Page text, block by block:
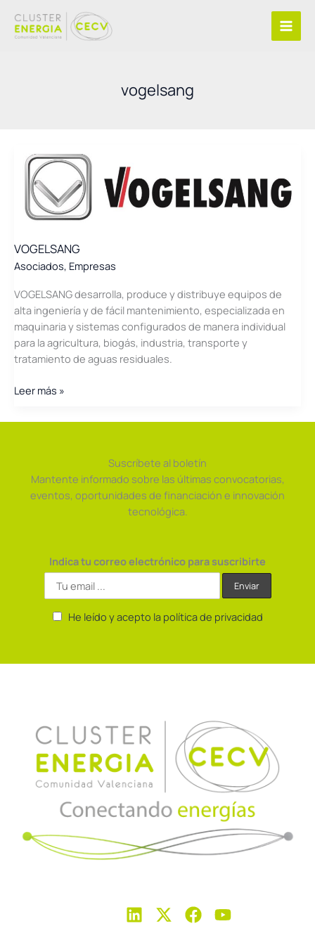
contenido
vogelsang
VOGELSANG
Asociados, Empresas
VOGELSANG desarrolla, produce y distribuye equipos de
alta ingeniería y de fácil mantenimiento, especializada en
maquinaria y sistemas configurados de manera individual
para la agricultura, biogás, industria, transporte y
tratamiento de aguas residuales.
VOGELSANG
Leer más »
Suscríbete al boletín
Mantente informado sobre las últimas convocatorias,
eventos, oportunidades de financiación e innovación
tecnológica.
Indica tu correo electrónico para suscribirte
He leído y acepto la política de privacidad